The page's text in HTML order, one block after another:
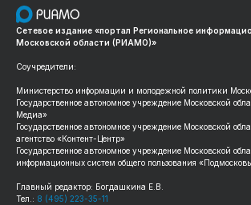
Сетевое издание «портал Региональное
Московской области (РИАМО)»
Соучредители:
Министерство информации и молодежной политики
Государственное автономное учреждение Московской
Медиа»
Государственное автономное учреждение Московской
агентство «Контент-Центр»
Государственное автономное учреждение Московской
информационных систем общего пользования
Главный редактор: Богдашкина Е.В.
Тел.: 8 (495) 223-35-11